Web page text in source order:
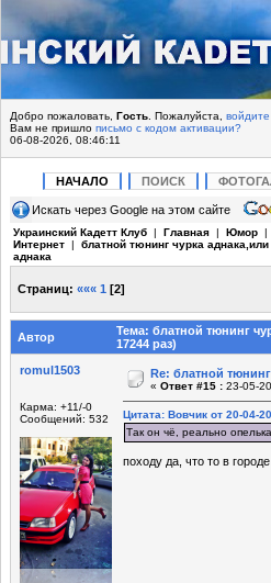
Добро пожаловать, Гость . Пожалуйста, войдите
Вам не пришло письмо с кодом активации?
06-08-2026, 08:46:11
НАЧАЛО ПОИСК
Искать через Google на этом сайте
Украинский Кадетт Клуб | Главная | Юмор |
Интернет | блатной тюнинг чурка
аднака
Страниц: ««« 1 [2]
Автор
Тема: блатной тюнинг
17244 раз)
romul1503
Карма: +11/-0
Сообщений: 532
Re: блатной
« Ответ #15 : 23-05-
Цитата: Вовчик от 20-04-
Так он чё, реально
походу да, что то в